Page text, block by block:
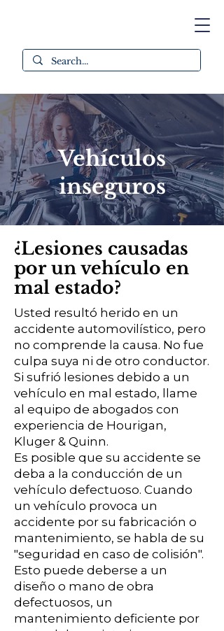
Vehículos
inseguros
¿Lesiones causadas
por un vehículo en
mal estado?
Usted resultó herido en un
accidente automovilístico, pero
no comprende la causa. No fue
culpa suya ni de otro conductor.
Si sufrió lesiones debido a un
vehículo en mal estado, llame
al equipo de abogados con
experiencia de Hourigan,
Kluger & Quinn.
Es posible que su accidente se
deba a la conducción de un
vehículo defectuoso. Cuando
un vehículo provoca un
accidente por su fabricación o
mantenimiento, se habla de su
"seguridad en caso de colisión".
Esto puede deberse a un
diseño o mano de obra
defectuosos, un
mantenimiento deficiente por